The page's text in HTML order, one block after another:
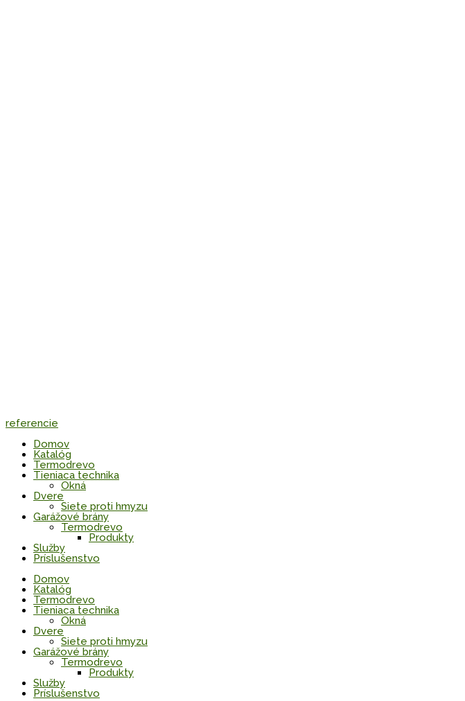
referencie
Domov
Katalóg
Termodrevo
Tieniaca technika
Okná
Dvere
Siete proti hmyzu
Garážové brány
Termodrevo
Produkty
Služby
Príslušenstvo
Domov
Katalóg
Termodrevo
Tieniaca technika
Okná
Dvere
Siete proti hmyzu
Garážové brány
Termodrevo
Produkty
Služby
Príslušenstvo